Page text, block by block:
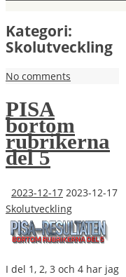
Kategori:
Skolutveckling
No comments
PISA
bortom
rubrikerna
del 5
2023-12-17 2023-12-17
Skolutveckling
I del 1, 2, 3 och 4 har jag